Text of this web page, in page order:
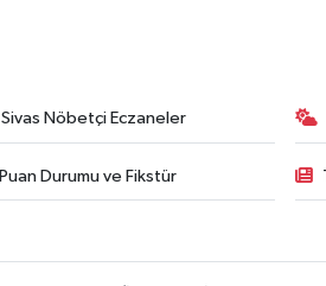
Sivas Nöbetçi Eczaneler
Puan Durumu ve Fikstür